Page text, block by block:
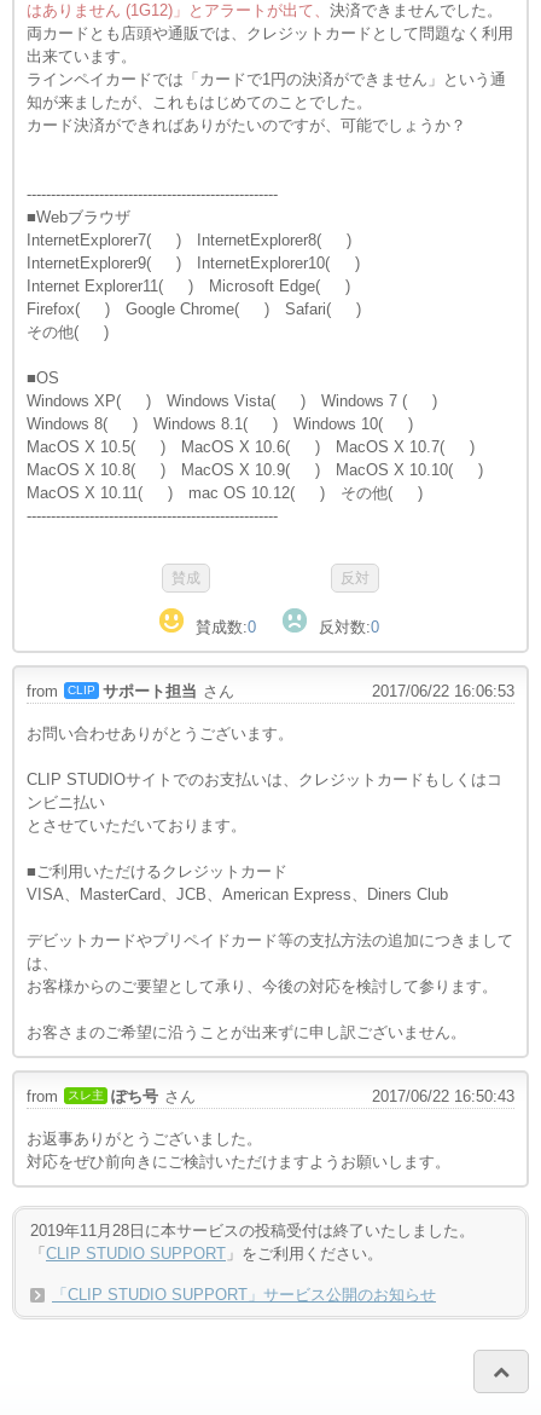
はありません (1G12)」とアラートが出て、 決済できませんでした。
両カードとも店頭や通販では、クレジットカードとして問題なく利用
出来ています。
ラインペイカードでは「カードで1円の決済ができません」という通
知が来ましたが、これもはじめてのことでした。
カード決済ができればありがたいのですが、可能でしょうか？
----------------------------------------------------
■Webブラウザ
InternetExplorer7( ) InternetExplorer8( )
InternetExplorer9( ) InternetExplorer10( )
Internet Explorer11( ) Microsoft Edge( )
Firefox( ) Google Chrome( ) Safari( )
その他( )
■OS
Windows XP( ) Windows Vista( ) Windows 7 ( )
Windows 8( ) Windows 8.1( ) Windows 10( )
MacOS X 10.5( ) MacOS X 10.6( ) MacOS X 10.7( )
MacOS X 10.8( ) MacOS X 10.9( ) MacOS X 10.10( )
MacOS X 10.11( ) mac OS 10.12( ) その他( )
----------------------------------------------------
賛成数:0 反対数:0
from CLIP サポート担当 さん 2017/06/22 16:06:53
お問い合わせありがとうございます。
CLIP STUDIOサイトでのお支払いは、クレジットカードもしくはコ
ンビニ払い
とさせていただいております。
■ご利用いただけるクレジットカード
VISA、MasterCard、JCB、American Express、Diners Club
デビットカードやプリペイドカード等の支払方法の追加につきまして
は、
お客様からのご要望として承り、今後の対応を検討して参ります。
お客さまのご希望に沿うことが出来ずに申し訳ございません。
from スレ主 ぽち号 さん 2017/06/22 16:50:43
お返事ありがとうございました。
対応をぜひ前向きにご検討いただけますようお願いします。
2019年11月28日に本サービスの投稿受付は終了いたしました。
「 CLIP STUDIO SUPPORT 」をご利用ください。
「CLIP STUDIO SUPPORT」サービス公開のお知らせ